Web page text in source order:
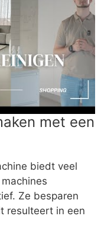
met een
biedt veel
Ze besparen
resulteert in een